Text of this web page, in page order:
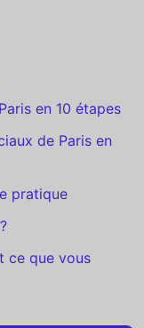
en 10 étapes
de Paris en
pratique
ce que vous